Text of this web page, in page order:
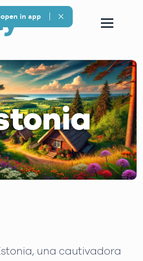
una cautivadora
open in app